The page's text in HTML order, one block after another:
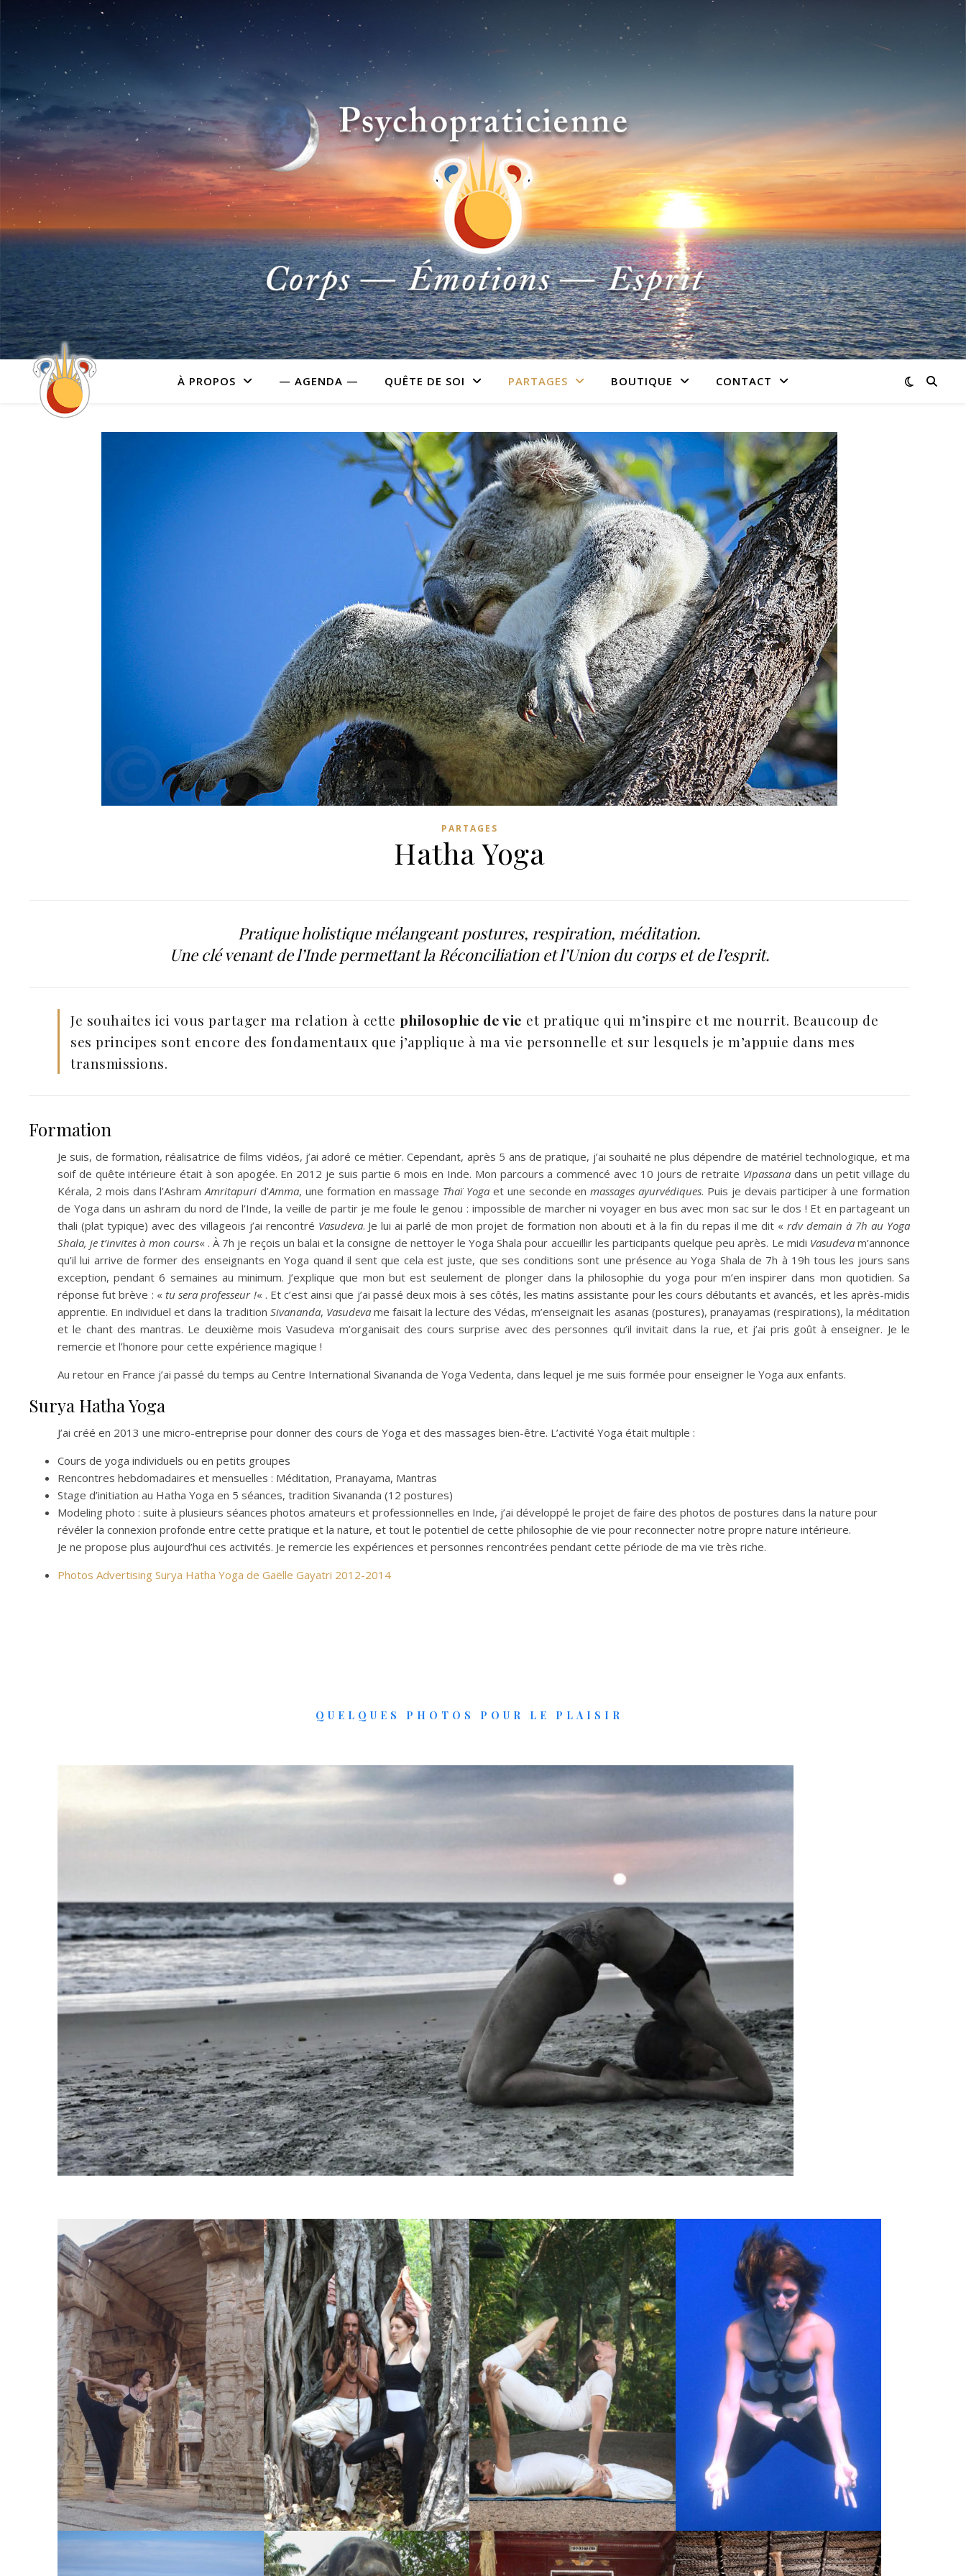
À PROPOS — AGENDA — QUÊTE DE SOI PARTAGES BOUTIQUE CONTACT
PARTAGES
Hatha Yoga
Pratique holistique mélangeant postures, respiration, méditation.
Une clé venant de l’Inde permettant la Réconciliation et l’Union du corps et de l’esprit.
Je souhaites ici vous partager ma relation à cette philosophie de vie et pratique qui m’inspire et me nourrit. Beaucoup de
ses principes sont encore des fondamentaux que j’applique à ma vie personnelle et sur lesquels je m’appuie dans mes
transmissions.
Formation
Je suis, de formation, réalisatrice de films vidéos, j’ai adoré ce métier. Cependant, après 5 ans de pratique, j’ai souhaité ne plus dépendre de matériel technologique, et ma
soif de quête intérieure était à son apogée. En 2012 je suis partie 6 mois en Inde. Mon parcours a commencé avec 10 jours de retraite Vipassanadans un petit village du
Kérala, 2 mois dans l’AshramAmritapuri d’Amma, une formation en massage Thaï Yoga et une seconde enmassages ayurvédiques. Puis je devais participer à une formation
de Yoga dans un ashram du nord de l’Inde, la veille de partir je me foule le genou : impossible de marcher ni voyager en bus avec mon sac sur le dos ! Et en partageant un
thali (plat typique) avec des villageois j’ai rencontré Vasudeva. Je lui ai parlé de mon projet de formation non abouti et à la fin du repas il me dit «rdv demain à 7h au Yoga
Shala, je t’invites à mon cours« . À 7h je reçois un balai et la consigne de nettoyer le Yoga Shala pour accueillir les participants quelque peu après. Le midi Vasudevam’annonce
qu’il lui arrive de former des enseignants en Yoga quand il sent que cela est juste, que ses conditions sont une présence au Yoga Shala de 7h à 19h tous les jours sans
exception, pendant 6 semaines au minimum. J’explique que mon but est seulement de plonger dans la philosophie du yoga pour m’en inspirer dans mon quotidien. Sa
réponse fut brève : « tu sera professeur !« . Et c’est ainsi que j’ai passé deux mois à ses côtés, les matins assistante pour les cours débutants et avancés, et les après-midis
apprentie. En individuel et dans la tradition Sivananda, Vasudevame faisait la lecture des Védas, m’enseignait les asanas (postures), pranayamas (respirations), la méditation
et le chant des mantras. Le deuxième mois Vasudeva m’organisait des cours surprise avec des personnes qu’il invitait dans la rue, et j’ai pris goût à enseigner. Je le
remercie et l’honore pour cette expérience magique !
Au retour en France j’ai passé du temps au Centre International Sivananda de Yoga Vedenta, dans lequel je me suis formée pour enseigner le Yoga aux enfants.
Surya Hatha Yoga
J’ai créé en 2013 une micro-entreprise pour donner des cours de Yoga et des massages bien-être. L’activité Yoga était multiple :
Cours de yoga individuels ou en petits groupes
Rencontres hebdomadaires et mensuelles : Méditation, Pranayama, Mantras
Stage d’initiation au Hatha Yoga en 5 séances, tradition Sivananda (12 postures)
Modeling photo : suite à plusieurs séances photos amateurs et professionnelles en Inde, j’ai développé le projet de faire des photos de postures dans la nature pour
révéler la connexion profonde entre cette pratique et la nature, et tout le potentiel de cette philosophie de vie pour reconnecter notre propre nature intérieure.
Je ne propose plus aujourd’hui ces activités. Je remercie les expériences et personnes rencontrées pendant cette période de ma vie très riche.
Photos Advertising Surya Hatha Yoga de Gaëlle Gayatri 2012-2014
QUELQUES PHOTOS POUR LE PLAISIR